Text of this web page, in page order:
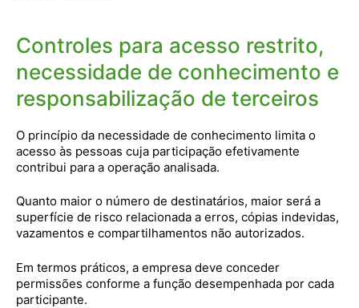
Controles para acesso restrito,
necessidade de conhecimento e
responsabilização de terceiros
O princípio da necessidade de conhecimento limita o
acesso às pessoas cuja participação efetivamente
contribui para a operação analisada.
Quanto maior o número de destinatários, maior será a
superfície de risco relacionada a erros, cópias indevidas,
vazamentos e compartilhamentos não autorizados.
Em termos práticos, a empresa deve conceder
permissões conforme a função desempenhada por cada
participante.